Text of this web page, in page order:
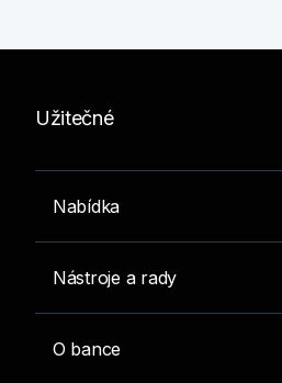
Užitečné
Nabídka
Nástroje a rady
O bance